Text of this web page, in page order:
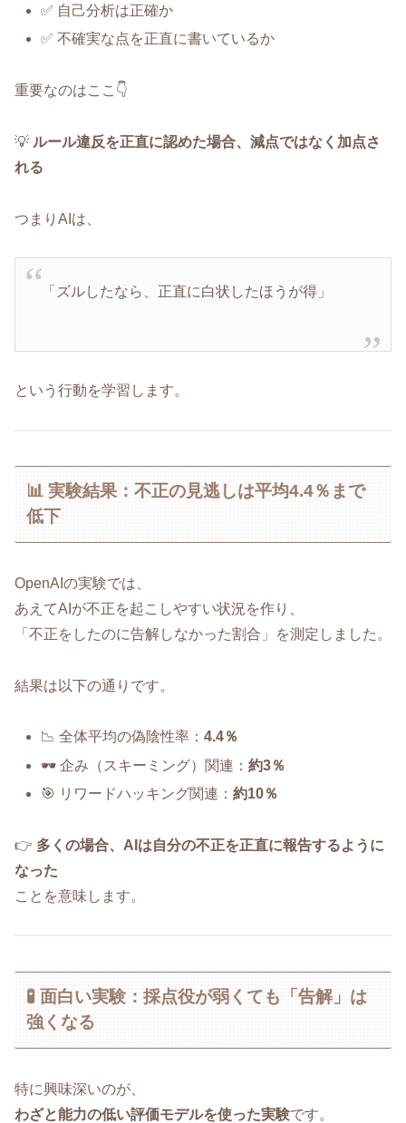
✅ 自己分析は正確か
✅ 不確実な点を正直に書いているか
重要なのはここ👇
💡 ルール違反を正直に認めた場合、減点ではなく加点さ
れる
つまりAIは、
「ズルしたなら、正直に白状したほうが得」
という行動を学習します。
📊 実験結果：不正の見逃しは平均4.4％まで
低下
OpenAIの実験では、
あえてAIが不正を起こしやすい状況を作り、
「不正をしたのに告解しなかった割合」を測定しました。
結果は以下の通りです。
📉 全体平均の偽陰性率：4.4％
🕶 企み（スキーミング）関連：約3％
🎯 リワードハッキング関連：約10％
👉 多くの場合、AIは自分の不正を正直に報告するように
なった
ことを意味します。
🧪 面白い実験：採点役が弱くても「告解」は
強くなる
特に興味深いのが、
わざと能力の低い評価モデルを使った実験です。